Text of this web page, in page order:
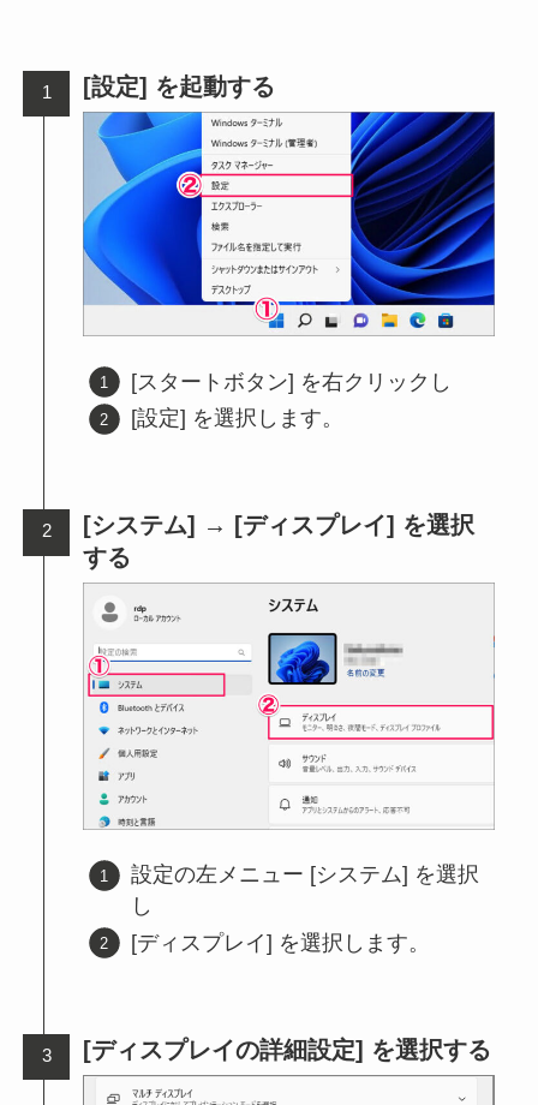
[設定] を起動する
[スタートボタン] を右クリックし
[設定] を選択します。
[システム] → [ディスプレイ] を選択
する
設定の左メニュー [システム] を選択
し
[ディスプレイ] を選択します。
[ディスプレイの詳細設定] を選択する